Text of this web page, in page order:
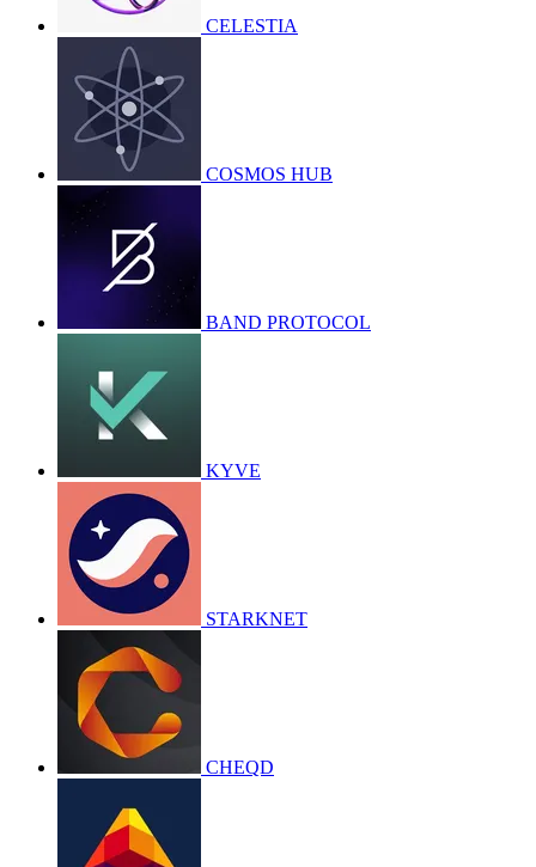
CELESTIA
COSMOS HUB
BAND PROTOCOL
KYVE
STARKNET
CHEQD